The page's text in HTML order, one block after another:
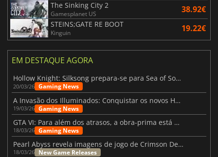
The Sinking City 2
Gamesplanet US 38.92€
STEINS;GATE RE BOOT
Kinguin 19.22€
EM DESTAQUE AGORA
Hollow Knight: Silksong prepara-se para Sea of Sorrow com um patch
20/03/26 Gaming News
A Invasão dos Illuminados: Conquistar os novos Helldivers 2 Atualização!
19/03/26 Gaming News
GTA VI: Para além dos atrasos, a obra-prima está quase a chegar
18/03/26 Gaming News
Pearl Abyss revela imagens de jogo de Crimson Desert para a PS5
18/03/26 New Game Releases